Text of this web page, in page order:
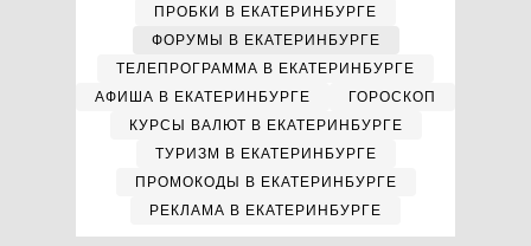
ПРОБКИ В ЕКАТЕРИНБУРГЕ
ФОРУМЫ В ЕКАТЕРИНБУРГЕ
ТЕЛЕПРОГРАММА В ЕКАТЕРИНБУРГЕ
АФИША В ЕКАТЕРИНБУРГЕ
ГОРОСКОП
КУРСЫ ВАЛЮТ В ЕКАТЕРИНБУРГЕ
ТУРИЗМ В ЕКАТЕРИНБУРГЕ
ПРОМОКОДЫ В ЕКАТЕРИНБУРГЕ
РЕКЛАМА В ЕКАТЕРИНБУРГЕ